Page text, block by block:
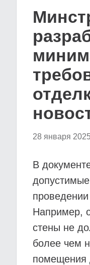
28 января 2025
В
Например,
стены не
более чем
помещения